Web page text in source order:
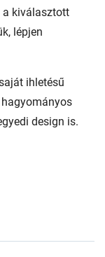
a kiválasztott
lépjen
ihletésű
design is.